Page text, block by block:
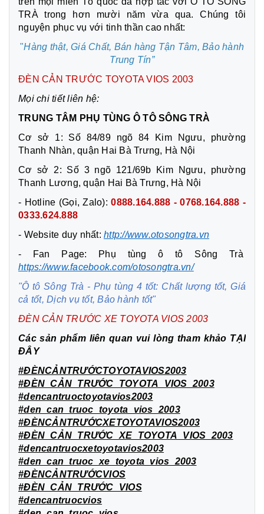
TRÀ trong hơn mười năm vừa qua. Chúng tôi
nguyện phục vụ với tinh thần cao nhất:
"Hàng thật, Giá Chất, Bán hàng Tận Tâm, Bảo hành
Trung Tín”
ĐÈN CẢN TRƯỚC TOYOTA VIOS 2003
Mọi chi tiết liên hệ:
TRUNG TÂM PHỤ TÙNG Ô TÔ SÔNG TRÀ
Cơ sở 1: Số 84/89 ngõ 84 Kim Ngưu, phường
Thanh Nhàn, quận Hai Bà Trưng, Hà Nội
Cơ sở 2: Số 3 ngõ 121/69b Kim Ngưu, phường
Thanh Lương, quận Hai Bà Trưng, Hà Nội
- Hotline (Gọi, Zalo):0888.164.888 - 0768.164.888 -
0333.624.888
- Website duy nhất: http://www.otosongtra.vn
- Fan Page: Phụ tùng ô tô Sông Trà
https://www.facebook.com/otosongtra.vn/
"Ô tô Sông Trà - Phụ tùng 4 tốt: Chất lượng tốt, Giá
cả tốt, Dịch vụ tốt, Bảo hành tốt"
ĐÈN CẢN TRƯỚC XE TOYOTA VIOS 2003
Các sản phẩm liên quan vui lòng tham khảo TẠI
ĐÂY
#ĐÈNCẢNTRƯỚCTOYOTAVIOS2003
#ĐÈN_CẢN_TRƯỚC_TOYOTA_VIOS_2003
#dencantruoctoyotavios2003
#den_can_truoc_toyota_vios_2003
#ĐÈNCẢNTRƯỚCXETOYOTAVIOS2003
#ĐÈN_CẢN_TRƯỚC_XE_TOYOTA_VIOS_2003
#dencantruocxetoyotavios2003
#den_can_truoc_xe_toyota_vios_2003
#ĐÈNCẢNTRƯỚCVIOS
#ĐÈN_CẢN_TRƯỚC_VIOS
#dencantruocvios